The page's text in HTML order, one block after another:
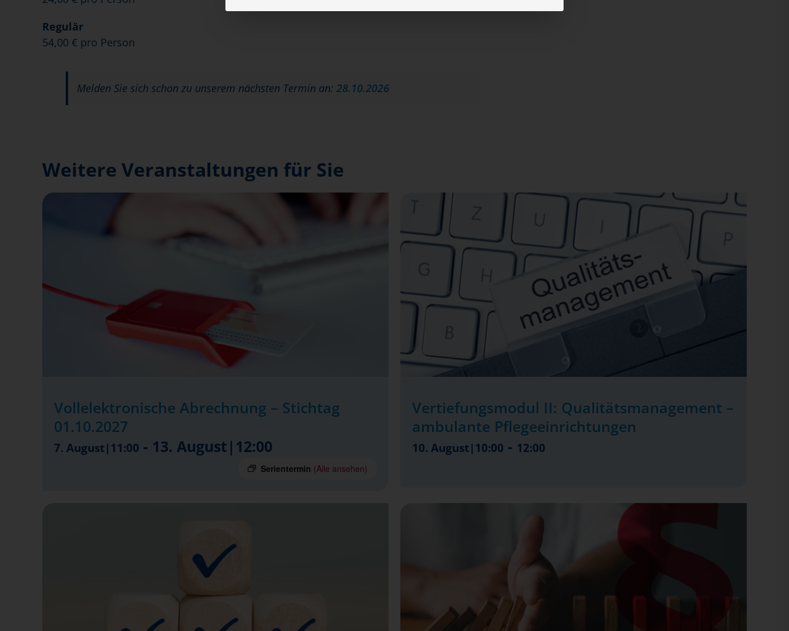
Regulär
54,00 € pro Person
Melden Sie sich schon zu unserem nächsten Termin an: 28.10.2026
Weitere Veranstaltungen für Sie
Vollelektronische Abrechnung – Stichtag
01.10.2027
7. August|11:00 - 13. August|12:00
Serientermin (Alle ansehen)
Vertiefungsmodul II: Qualitätsmanagement –
ambulante Pflegeeinrichtungen
10. August|10:00 - 12:00